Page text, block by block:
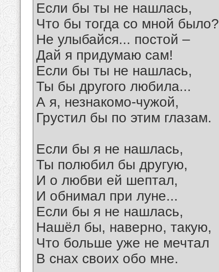
Если бы ты не нашлась,
Что бы тогда со мной было?
Не улыбайся... постой –
Дай я придумаю сам!
Если бы ты не нашлась,
Ты бы другого любила...
А я, незнакомо-чужой,
Грустил бы по этим глазам.
Если бы я не нашлась,
Ты полюбил бы другую,
И о любви ей шептал,
И обнимал при луне...
Если бы я не нашлась,
Нашёл бы, наверно, такую,
Что больше уже не мечтал
В снах своих обо мне.